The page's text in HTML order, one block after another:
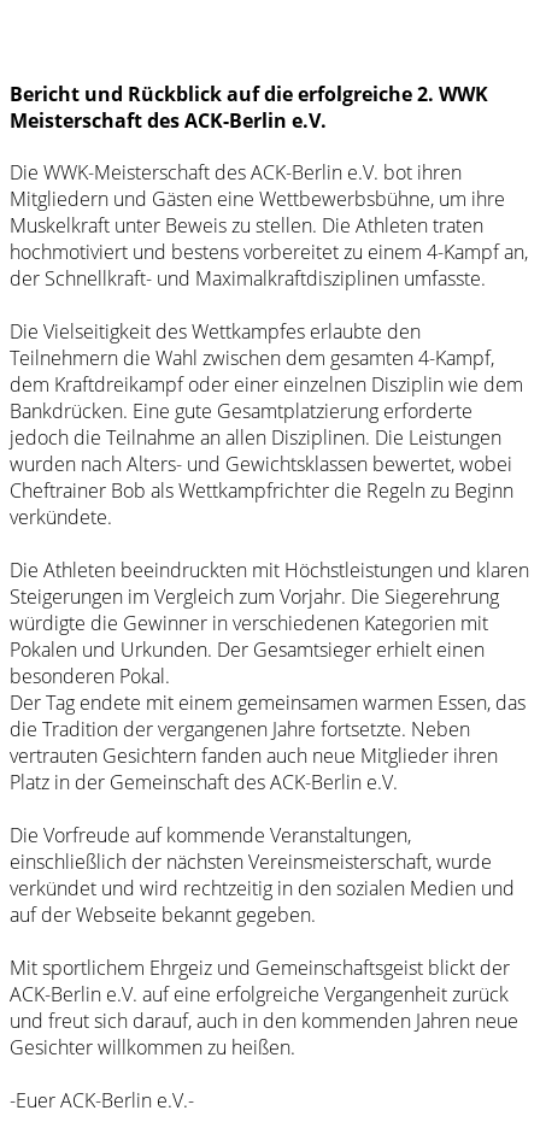
Bericht und Rückblick auf die erfolgreiche 2. WWK
Meisterschaft des ACK-Berlin e.V.
Die WWK-Meisterschaft des ACK-Berlin e.V. bot ihren
Mitgliedern und Gästen eine Wettbewerbsbühne, um ihre
Muskelkraft unter Beweis zu stellen. Die Athleten traten
hochmotiviert und bestens vorbereitet zu einem 4-Kampf an,
der Schnellkraft- und Maximalkraftdisziplinen umfasste.
Die Vielseitigkeit des Wettkampfes erlaubte den
Teilnehmern die Wahl zwischen dem gesamten 4-Kampf,
dem Kraftdreikampf oder einer einzelnen Disziplin wie dem
Bankdrücken. Eine gute Gesamtplatzierung erforderte
jedoch die Teilnahme an allen Disziplinen. Die Leistungen
wurden nach Alters- und Gewichtsklassen bewertet, wobei
Cheftrainer Bob als Wettkampfrichter die Regeln zu Beginn
verkündete.
Die Athleten beeindruckten mit Höchstleistungen und klaren
Steigerungen im Vergleich zum Vorjahr. Die Siegerehrung
würdigte die Gewinner in verschiedenen Kategorien mit
Pokalen und Urkunden. Der Gesamtsieger erhielt einen
besonderen Pokal.
Der Tag endete mit einem gemeinsamen warmen Essen, das
die Tradition der vergangenen Jahre fortsetzte. Neben
vertrauten Gesichtern fanden auch neue Mitglieder ihren
Platz in der Gemeinschaft des ACK-Berlin e.V.
Die Vorfreude auf kommende Veranstaltungen,
einschließlich der nächsten Vereinsmeisterschaft, wurde
verkündet und wird rechtzeitig in den sozialen Medien und
auf der Webseite bekannt gegeben.
Mit sportlichem Ehrgeiz und Gemeinschaftsgeist blickt der
ACK-Berlin e.V. auf eine erfolgreiche Vergangenheit zurück
und freut sich darauf, auch in den kommenden Jahren neue
Gesichter willkommen zu heißen.
-Euer ACK-Berlin e.V.-